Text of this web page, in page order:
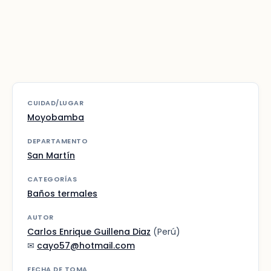
CUIDAD/LUGAR
Moyobamba
DEPARTAMENTO
San Martín
CATEGORÍAS
Baños termales
AUTOR
Carlos Enrique Guillena Diaz (Perú)
✉ cayo57@hotmail.com
FECHA DE TOMA